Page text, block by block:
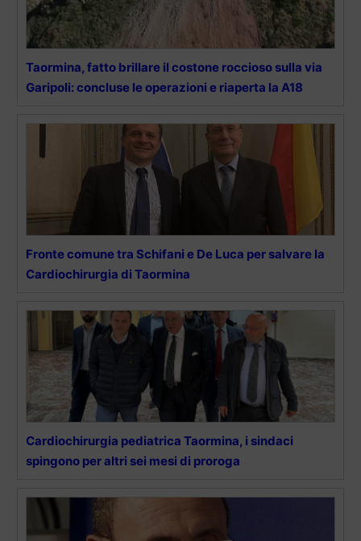
Taormina, fatto brillare il costone roccioso sulla via
Garipoli: concluse le operazioni e riaperta la A18
Fronte comune tra Schifani e De Luca per salvare la
Cardiochirurgia di Taormina
Cardiochirurgia pediatrica Taormina, i sindaci
spingono per altri sei mesi di proroga